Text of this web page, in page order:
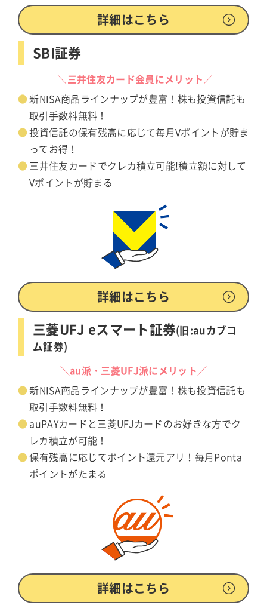
詳細はこちら
SBI証券
＼三井住友カード会員にメリット／
新NISA商品ラインナップが豊富！株も投資信託も
取引手数料無料！
投資信託の保有残高に応じて毎月Vポイントが貯ま
ってお得！
三井住友カードでクレカ積立可能!積立額に対して
Vポイントが貯まる
詳細はこちら
三菱UFJ eスマート証券(旧:auカブコ
ム証券)
＼au派・三菱UFJ派にメリット／
新NISA商品ラインナップが豊富！株も投資信託も
取引手数料無料！
auPAYカードと三菱UFJカードのお好きな方でク
レカ積立が可能！
保有残高に応じてポイント還元アリ！毎月Ponta
ポイントがたまる
詳細はこちら